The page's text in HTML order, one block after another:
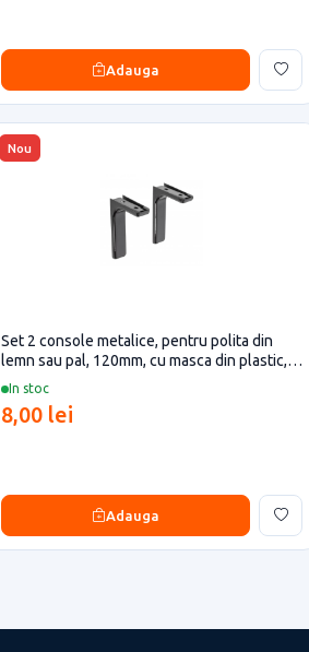
Adauga
Nou
In stoc
Set 2 console metalice, pentru polita din
lemn sau pal, 120mm, cu masca din plastic,
neagra
8,00 lei
Adauga